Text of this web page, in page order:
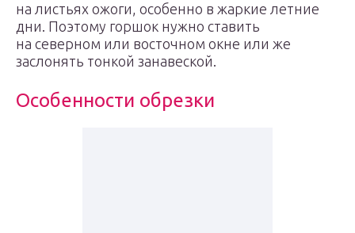
на листьях ожоги, особенно в жаркие летние
дни. Поэтому горшок нужно ставить
на северном или восточном окне или же
заслонять тонкой занавеской.
Особенности обрезки